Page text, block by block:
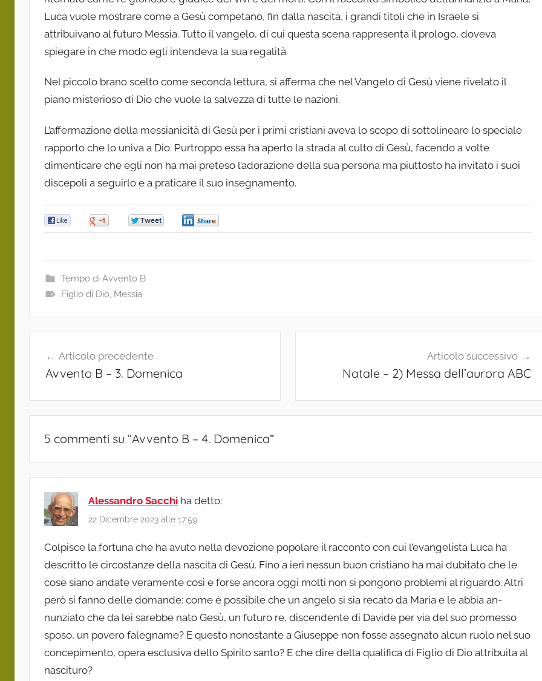
Luca vuole mostrare come a Gesù competano, fin dalla nascita, i grandi titoli che in Israele si
attribuivano al futuro Messia. Tutto il vangelo, di cui questa scena rappresenta il prologo, doveva
spiegare in che modo egli intendeva la sua regalità.
Nel piccolo brano scelto come seconda lettura, si afferma che nel Vangelo di Gesù viene rivelato il
piano misterioso di Dio che vuole la salvezza di tutte le nazioni.
L’affermazione della messianicità di Gesù per i primi cristiani aveva lo scopo di sottolineare lo speciale
rapporto che lo univa a Dio. Purtroppo essa ha aperto la strada al culto di Gesù, facendo a volte
dimenticare che egli non ha mai preteso l’adorazione della sua persona ma piuttosto ha invitato i suoi
discepoli a seguirlo e a praticare il suo insegnamento.
Tempo di Avvento B
Figlio di Dio, Messia
articoliArticolo precedente
Avvento B – 3. Domenica
Articolo successivo
Natale – 2) Messa dell’aurora ABC
5 commenti su “Avvento B – 4. Domenica”
Alessandro Sacchi ha detto:
22 Dicembre 2023 alle 17:59
Colpisce la fortuna che ha avuto nella devozione popolare il racconto con cui l’evangelista Luca ha
descritto le circostanze della nascita di Gesù. Fino a ieri nessun buon cristiano ha mai dubitato che le
cose siano andate veramente così e forse ancora oggi molti non si pongono problemi al riguardo. Al­tri
però si fanno delle domande: come è possibile che un angelo si sia recato da Maria e le abbia an­
nunziato che da lei sarebbe nato Gesù, un futuro re, discendente di Davide per via del suo promesso
sposo, un povero falegname? E questo nonostante a Giuseppe non fosse assegnato alcun ruolo nel suo
concepimento, opera esclusiva dello Spirito santo? E che dire della qualifica di Figlio di Dio attribuita al
nascituro?